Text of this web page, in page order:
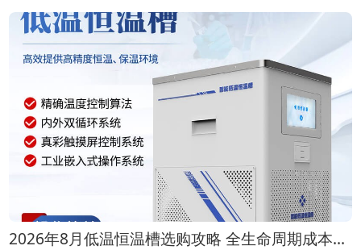
2026年8月低温恒温槽选购攻略 全生命周期成本对比